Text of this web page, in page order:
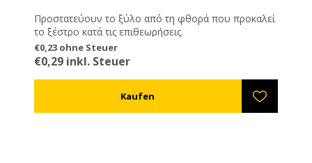
Προστατεύουν το ξύλο από τη φθορά που προκαλεί
το ξέστρο κατά τις επιθεωρήσεις.
€0,23 ohne Steuer
€0,29 inkl. Steuer